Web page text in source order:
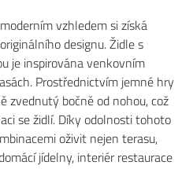
vzhledem si získá
designu. Židle s
je inspirována venkovním
Prostřednictvím jemné hry
zvednutý bočně od nohou, což
se židlí. Díky odolnosti tohoto
oživit nejen terasu,
jídelny, interiér restaurace